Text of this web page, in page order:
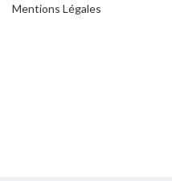
Mentions Légales